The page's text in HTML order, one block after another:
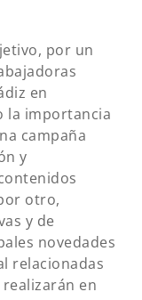
por un
en
la importancia
campaña
y
otro,
y de
novedades
relacionadas
en